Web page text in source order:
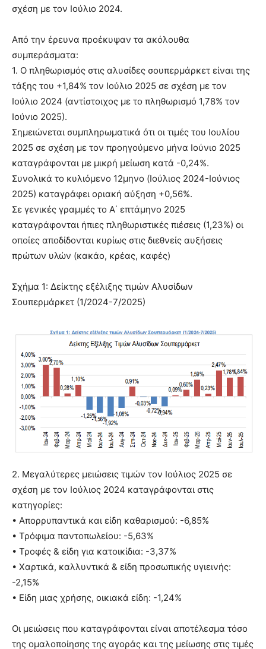
σχέση με τον Ιούλιο 2024.
Από την έρευνα προέκυψαν τα ακόλουθα
συμπεράσματα:
1. Ο πληθωρισμός στις αλυσίδες σουπερμάρκετ είναι της
τάξης του +1,84% τον Ιούλιο 2025 σε σχέση με τον
Ιούλιο 2024 (αντίστοιχος με το πληθωρισμό 1,78% τον
Ιούνιο 2025).
Σημειώνεται συμπληρωματικά ότι οι τιμές του Ιουλίου
2025 σε σχέση με τον προηγούμενο μήνα Ιούνιο 2025
καταγράφονται με μικρή μείωση κατά -0,24%.
Συνολικά το κυλιόμενο 12μηνο (Ιούλιος 2024-Ιούνιος
2025) καταγράφει οριακή αύξηση +0,56%.
Σε γενικές γραμμές το Α΄ επτάμηνο 2025
καταγράφονται ήπιες πληθωριστικές πιέσεις (1,23%) οι
οποίες αποδίδονται κυρίως στις διεθνείς αυξήσεις
πρώτων υλών (κακάο, κρέας, καφές)
Σχήμα 1: Δείκτης εξέλιξης τιμών Αλυσίδων
Σουπερμάρκετ (1/2024-7/2025)
2. Μεγαλύτερες μειώσεις τιμών τον Ιούλιος 2025 σε
σχέση με τον Ιούλιος 2024 καταγράφονται στις
κατηγορίες:
• Απορρυπαντικά και είδη καθαρισμού: -6,85%
• Τρόφιμα παντοπωλείου: -5,63%
• Τροφές & είδη για κατοικίδια: -3,37%
• Χαρτικά, καλλυντικά & είδη προσωπικής υγιεινής:
-2,15%
• Είδη μιας χρήσης, οικιακά είδη: -1,24%
Οι μειώσεις που καταγράφονται είναι αποτέλεσμα τόσο
της ομαλοποίησης της αγοράς και της μείωσης στις τιμές